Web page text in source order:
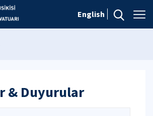
English
& Duyurular